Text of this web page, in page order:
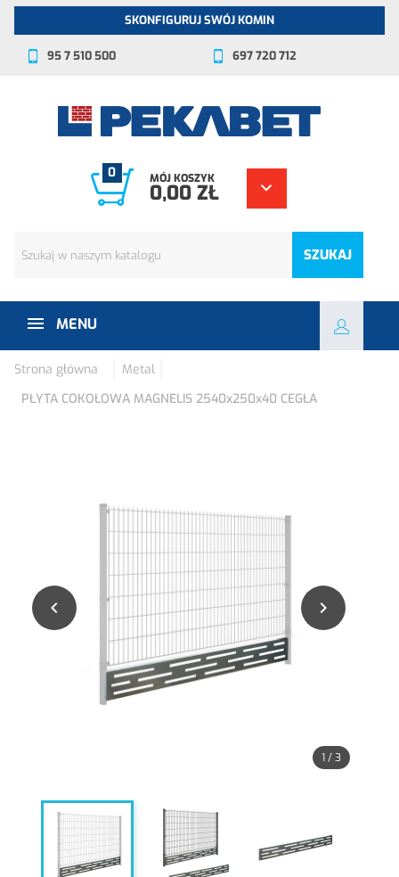
SKONFIGURUJ SWÓJ KOMIN
95 7 510 500 697 720 712
SZUKAJ
0 MÓJ KOSZYK
0,00 ZŁ
MENU
Strona główna
Metal
PŁYTA COKOŁOWA MAGNELIS 2540x250x40 CEGŁA
 
1/3